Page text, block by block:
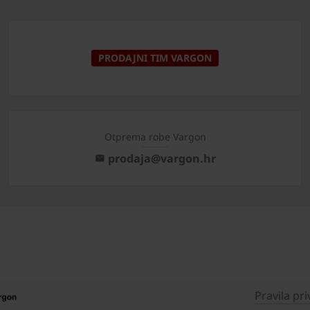
PRODAJNI TIM VARGON
Otprema robe Vargon
prodaja@vargon.hr
Pravila